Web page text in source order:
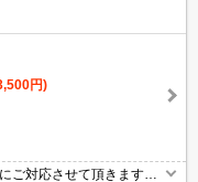
円)
ご対応させて頂きます～